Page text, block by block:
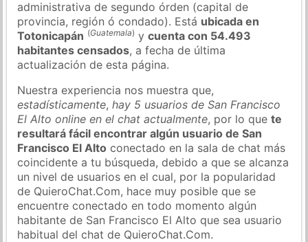
administrativa de segundo órden (capital de
provincia, región ó condado). Está ubicada en
Totonicapán (Guatemala) ycuenta con 54.493
habitantes censados, a fecha de última
actualización de esta página.
Nuestra experiencia nos muestra que,
estadísticamente,hay 5 usuarios de San Francisco
El Alto online en el chat actualmente, por lo quete
resultará fácil encontrar algún usuario de San
Francisco El Alto conectado en la sala de chat más
coincidente a tu búsqueda, debido a que se alcanza
un nivel de usuarios en el cual, por la popularidad
de QuieroChat.Com, hace muy posible que se
encuentre conectado en todo momento algún
habitante de San Francisco El Alto que sea usuario
habitual del chat de QuieroChat.Com.